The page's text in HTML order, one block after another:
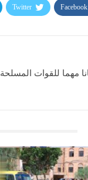
Facebook
Twitter
مهما للقوات المسلحة